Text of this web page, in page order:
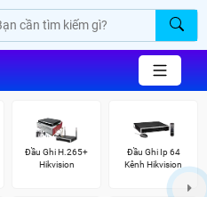
Đầu Ghi H.265+
Hikvision
Đầu Ghi Ip 64
Kênh Hikvision